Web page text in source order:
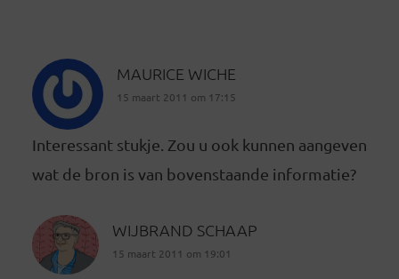
MAURICE WICHE
15 maart 2011 om 17:15
Interessant stukje. Zou u ook kunnen aangeven
wat de bron is van bovenstaande informatie?
WIJBRAND SCHAAP
15 maart 2011 om 19:01